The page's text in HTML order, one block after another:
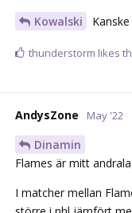
Kowalski
thunderstorm likes
AndysZone May '22
Dinamin
Flames är mitt
I matcher mellan